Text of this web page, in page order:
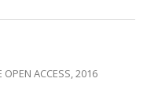
OPEN ACCESS, 2016